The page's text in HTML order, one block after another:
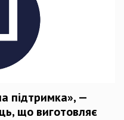
підтримка», —
що виготовляє